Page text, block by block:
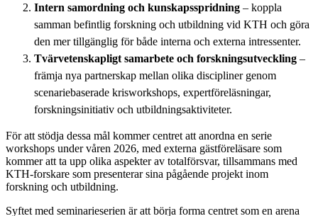
Intern samordning och kunskapsspridning – koppla
samman befintlig forskning och utbildning vid KTH och göra
den mer tillgänglig för både interna och externa intressenter.
Tvärvetenskapligt samarbete och forskningsutveckling –
främja nya partnerskap mellan olika discipliner genom
scenariebaserade krisworkshops, expertföreläsningar,
forskningsinitiativ och utbildningsaktiviteter.
För att stödja dessa mål kommer centret att anordna en serie
workshops under våren 2026, med externa gästföreläsare som
kommer att ta upp olika aspekter av totalförsvar, tillsammans med
KTH-forskare som presenterar sina pågående projekt inom
forskning och utbildning.
Syftet med seminarieserien är att börja forma centret som en arena